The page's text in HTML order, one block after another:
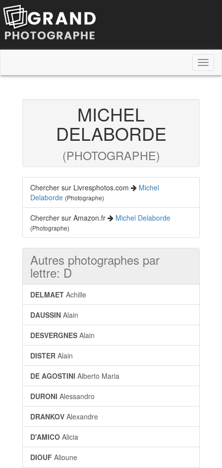
MICHEL
DELABORDE
(PHOTOGRAPHE)
Chercher sur Livresphotos.com
Michel
Delaborde (Photographe)
Chercher sur Amazon.fr Michel Delaborde
(Photographe)
Autres photographes par
lettre: D
DELMAET Achille
DAUSSIN Alain
DESVERGNES Alain
DISTER Alain
DE AGOSTINI Alberto Maria
DURONI Alessandro
DRANKOV Alexandre
D'AMICO Alicia
DIOUF Alioune